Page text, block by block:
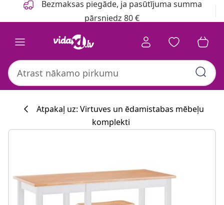
Bezmaksas piegāde, ja pasūtījuma summa
pārsniedz 80 €
Atpakaļ uz: Virtuves un ēdamistabas mēbeļu
komplekti